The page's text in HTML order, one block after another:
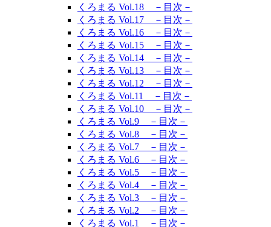
くろまる Vol.18 －目次－
くろまる Vol.17 －目次－
くろまる Vol.16 －目次－
くろまる Vol.15 －目次－
くろまる Vol.14 －目次－
くろまる Vol.13 －目次－
くろまる Vol.12 －目次－
くろまる Vol.11 －目次－
くろまる Vol.10 －目次－
くろまる Vol.9 －目次－
くろまる Vol.8 －目次－
くろまる Vol.7 －目次－
くろまる Vol.6 －目次－
くろまる Vol.5 －目次－
くろまる Vol.4 －目次－
くろまる Vol.3 －目次－
くろまる Vol.2 －目次－
くろまる Vol.1 －目次－